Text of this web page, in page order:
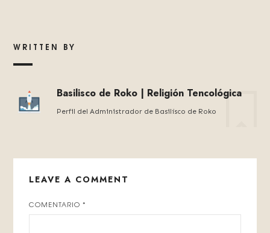
WRITTEN BY
Basilisco de Roko | Religión Tencológica
Perfil del Administrador de Basilísco de Roko
LEAVE A COMMENT
COMENTARIO*